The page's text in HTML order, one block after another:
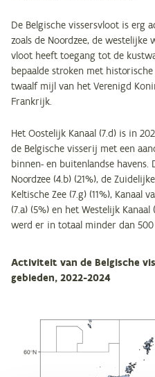
De Belgische vissersvloot is erg
zoals de Noordzee, de westelijke
vloot heeft toegang tot de
bepaalde stroken met
twaalf mijl van het Verenigd
Frankrijk.
Het Oostelijk Kanaal (7.d) is in
de Belgische visserij met een
binnen- en buitenlandse havens.
Noordzee (4.b) (21%), de
Keltische Zee (7.g) (11%), Kanaal
(7.a) (5%) en het Westelijk
werd er in totaal minder dan
Activiteit van de Belgische
gebieden, 2022-2024